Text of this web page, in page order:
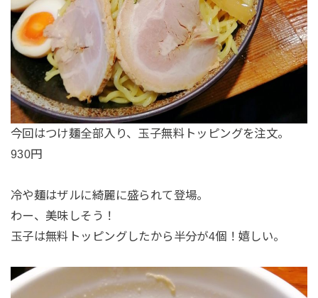
今回はつけ麺全部入り、玉子無料トッピングを注文。
930円
冷や麺はザルに綺麗に盛られて登場。
わー、美味しそう！
玉子は無料トッピングしたから半分が4個！嬉しい。